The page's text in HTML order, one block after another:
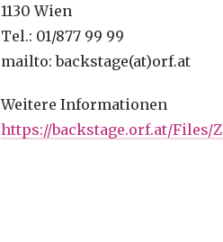
1130 Wien
Tel.: 01/877 99 99
mailto: backstage(at)orf.at
Weitere Informationen
https://backstage.orf.at/Files/